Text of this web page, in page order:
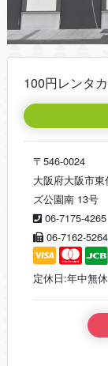
100円レンタ
〒546-0024
大阪府大阪市
ズ公園南 13号
06-7175-4265
06-7162-5264
定休日:年中無休